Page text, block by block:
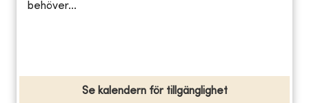
behöver...
Se kalendern för tillgänglighet